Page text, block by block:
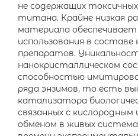
не содержащих
титана. Крайне низкая
материала обеспечивает
использования в составе
препаратов.
нанокристаллическом
способностью
ряда энзимов, то есть
катализатора
связанных с кислородным
обменом в живых